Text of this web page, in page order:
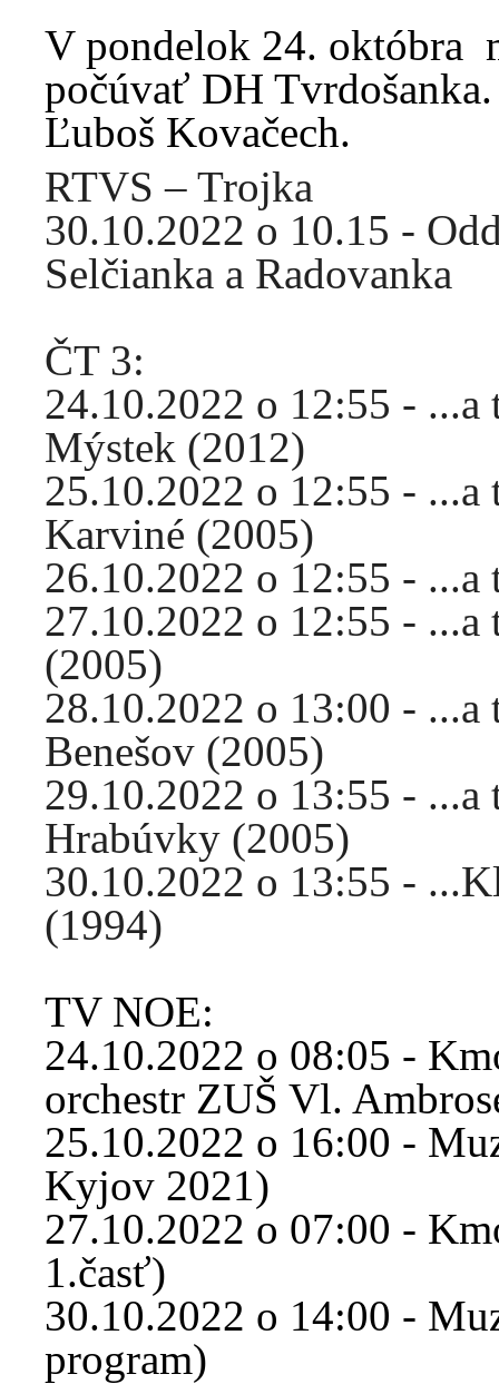
V pondelok 24. októbra
počúvať DH
Ľuboš Kovačech.
RTVS – Trojka
30.10.2022 o 10.15 -
Selčianka a Radovanka
ČT 3:
24.10.2022 o 12:55 -
Mýstek (2012)
25.10.2022 o 12:55 -
Karviné (2005)
26.10.2022 o 12:55 -
27.10.2022 o 12:55 -
(2005)
28.10.2022 o 13:00 -
Benešov (2005)
29.10.2022 o 13:55 - ...a
Hrabúvky (2005)
30.10.2022 o 13:55 -
(1994)
TV NOE:
24.10.2022 o 08:05 -
orchestr ZUŠ Vl.
25.10.2022 o 16:00 -
Kyjov 2021)
27.10.2022 o 07:00 -
1.časť)
30.10.2022 o 14:00 -
program)